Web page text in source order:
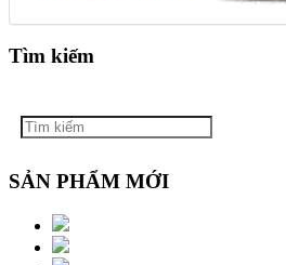
Tìm kiếm
SẢN PHẨM MỚI